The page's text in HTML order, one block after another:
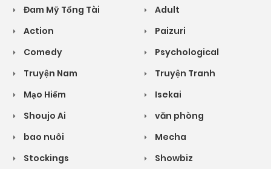
Đam Mỹ Tổng Tài
Adult
Action
Paizuri
Comedy
Psychological
Truyện Nam
Truyện Tranh
Mạo Hiểm
Isekai
Shoujo Ai
văn phòng
bao nuôi
Mecha
Stockings
Showbiz